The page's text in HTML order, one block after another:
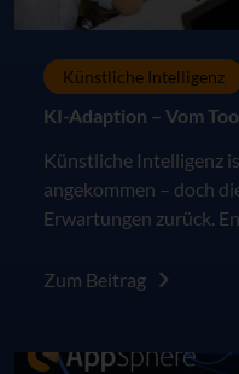
Künstliche Intelligenz
KI-Adaption – Vom
Künstliche Intelligenz
angekommen – doch
Erwartungen zurück.
unserem Partner
Zum Beitrag